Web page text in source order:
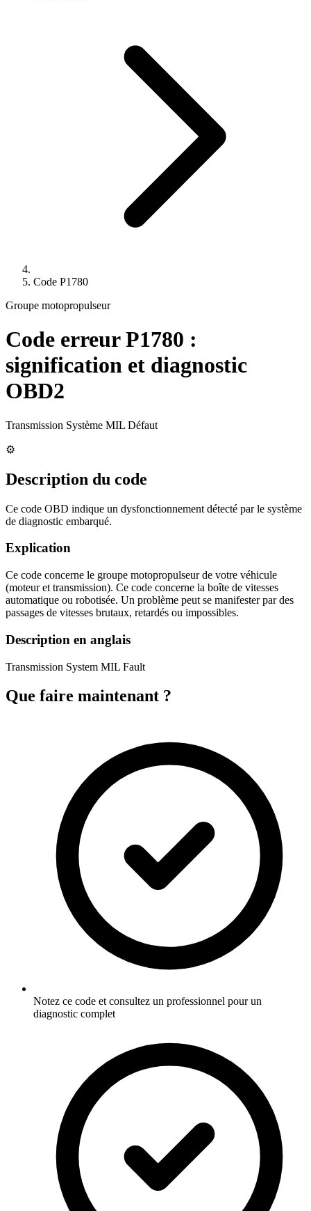
Code P1780
Groupe motopropulseur
Code erreurP1780 :
signification et diagnostic
OBD2
Transmission Système MIL Défaut
⚙️
Description du code
Ce code OBD indique un dysfonctionnement détecté par le système
de diagnostic embarqué.
Explication
Ce code concerne le groupe motopropulseur de votre véhicule
(moteur et transmission). Ce code concerne la boîte de vitesses
automatique ou robotisée. Un problème peut se manifester par des
passages de vitesses brutaux, retardés ou impossibles.
Description en anglais
Transmission System MIL Fault
Que faire maintenant ?
Notez ce code et consultez un professionnel pour un
diagnostic complet